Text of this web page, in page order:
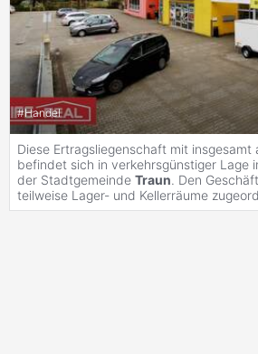
#Handel
Diese Ertragsliegenschaft mit insgesamt
befindet sich in verkehrsgünstiger Lage
der Stadtgemeinde Traun. Den
teilweise Lager- und Kellerräume